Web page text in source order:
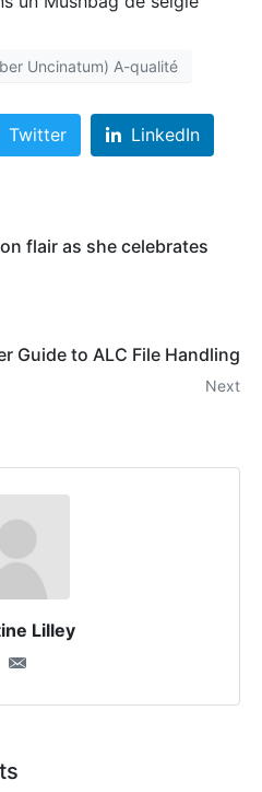
Uncinatum) A-qualité
Twitter LinkedIn
flair as she celebrates
Guide to ALC File Handling
Next
Lilley